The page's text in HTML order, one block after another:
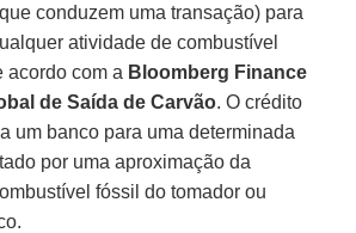
conduzem uma transação) para
atividade de combustível
acordo com a Bloomberg Finance
de Saída de Carvão. O crédito
um banco para uma determinada
por uma aproximação da
fóssil do tomador ou